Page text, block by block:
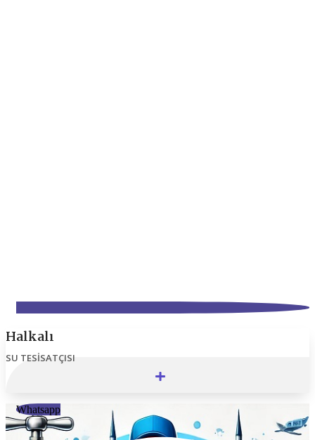
Halkalı
SU TESISATÇISI
Whatsapp